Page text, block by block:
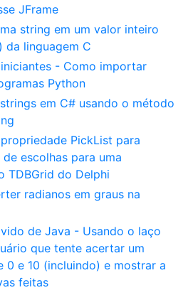
JFrame
string em um valor inteiro
da linguagem C
- Como importar
Python
em C# usando o método
PickList para
escolhas para uma
TDBGrid do Delphi
radianos em graus na
de Java - Usando o laço
que tente acertar um
0 e 10 (incluindo) e mostrar a
feitas